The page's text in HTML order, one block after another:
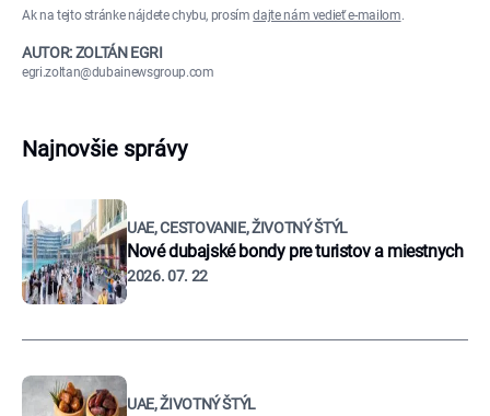
Ak na tejto stránke nájdete chybu, prosímdajte nám vedieť e-mailom.
AUTOR: ZOLTÁN EGRI
egri.zoltan@dubainewsgroup.com
Najnovšie správy
UAE, CESTOVANIE, ŽIVOTNÝ ŠTÝL
Nové dubajské bondy pre turistov a miestnych
2026. 07. 22
UAE, ŽIVOTNÝ ŠTÝL